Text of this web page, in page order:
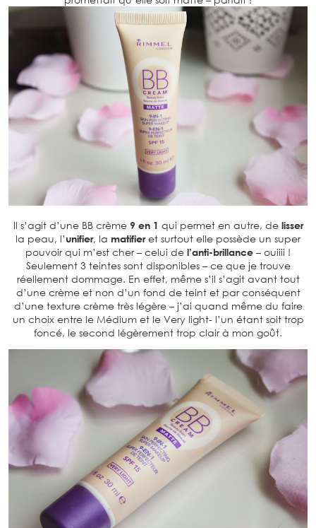
Il s’agit d’une BB crème 9 en 1 qui permet en autre, de lisser
la peau, l’unifier, la matifieret surtout elle possède un super
pouvoir qui m’est cher – celui de l’anti-brillance – ouiiii !
Seulement 3 teintes sont disponibles – ce que je trouve
réellement dommage. En effet, même s’il s’agit avant tout
d’une crème et non d’un fond de teint et par conséquent
d’une texture crème très légère – j’ai quand même du faire
un choix entre le Médium et le Very light- l’un étant soit trop
foncé, le second légèrement trop clair à mon goût.